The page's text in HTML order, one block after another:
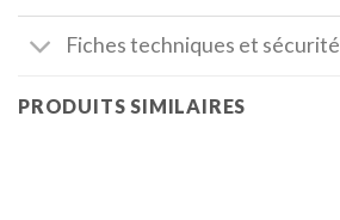
Fiches techniques et sécurité
PRODUITS SIMILAIRES